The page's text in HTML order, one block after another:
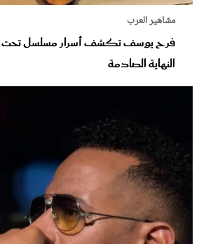
مشاهير العرب
فرح يوسف تكشف أسرار مسلسل تحت
النهاية الصادمة